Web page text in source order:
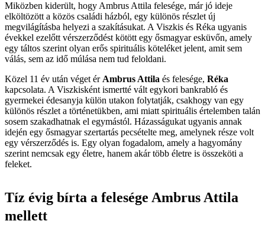
Miközben kiderült, hogy Ambrus Attila felesége, már jó ideje
elköltözött a közös családi házból, egy különös részlet új
megvilágításba helyezi a szakításukat. A Viszkis és Réka ugyanis
évekkel ezelőtt vérszerződést kötött egy ősmagyar esküvőn, amely
egy táltos szerint olyan erős spirituális köteléket jelent, amit sem
válás, sem az idő múlása nem tud feloldani.
Közel 11 év után véget ér Ambrus Attila és felesége, Réka
kapcsolata. A Viszkisként ismertté vált egykori bankrabló és
gyermekei édesanyja külön utakon folytatják, csakhogy van egy
különös részlet a történetükben, ami miatt spirituális értelemben talán
sosem szakadhatnak el egymástól. Házasságukat ugyanis annak
idején egy ősmagyar szertartás pecsételte meg, amelynek része volt
egy vérszerződés is. Egy olyan fogadalom, amely a hagyomány
szerint nemcsak egy életre, hanem akár több életre is összeköti a
feleket.
Tíz évig bírta a felesége Ambrus Attila
mellett